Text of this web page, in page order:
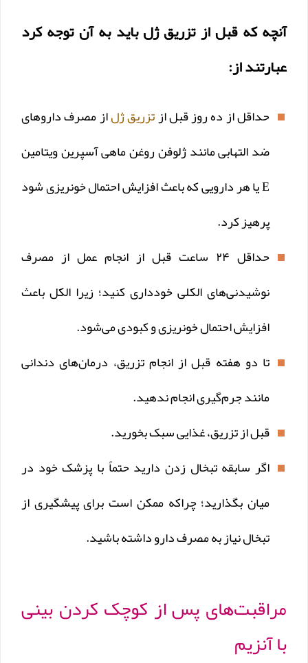
آنچه که قبل از تزریق ژل باید به آن توجه کرد
عبارتند از:
حداقل از ده روز قبل ازتزریق ژلاز مصرف داروهای
ضد التهابی مانند ژلوفن روغن ماهی آسپرین ویتامین
E یا هر دارویی که باعث افزایش احتمال خونریزی شود
پرهیز کرد.
حداقل ۲۴ ساعت قبل از انجام عمل از مصرف
نوشیدنی‌های الکلی خودداری کنید؛ زیرا الکل باعث
افزایش احتمال خونریزی و کبودی می‌شود.
تا دو هفته قبل از انجام تزریق، درمان‌های دندانی
مانند جرم‌گیری انجام ندهید.
قبل از تزریق، غذایی سبک بخورید.
اگر سابقه تبخال زدن دارید حتماً با پزشک خود در
میان بگذارید؛ چراکه ممکن است برای پیشگیری از
تبخال نیاز به مصرف دارو داشته باشید.
مراقبت‌های پس از کوچک کردن بينی
با آنزيم